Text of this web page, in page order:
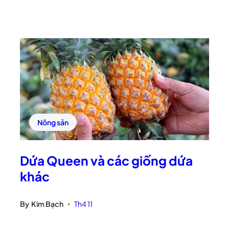
Nông sản
Dứa Queen và các giống dứa
khác
By Kim Bạch • Th4 11